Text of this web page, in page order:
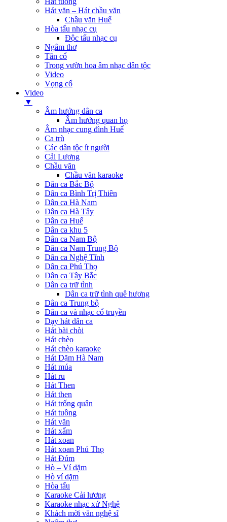
Hát văn – Hát chầu văn
Chầu văn Huế
Hòa tấu nhạc cụ
Độc tấu nhạc cụ
Ngâm thơ
Tân cổ
Trong vườn hoa âm nhạc dân tộc
Video
Vọng cổ
Video
▼
Âm hưởng dân ca
Âm hưởng quan họ
Âm nhạc cung đình Huế
Ca trù
Các dân tộc ít người
Cải Lương
Chầu văn
Chầu văn karaoke
Dân ca Bắc Bộ
Dân ca Bình Trị Thiên
Dân ca Hà Nam
Dân ca Hà Tây
Dân ca Huế
Dân ca khu 5
Dân ca Nam Bộ
Dân ca Nam Trung Bộ
Dân ca Nghệ Tĩnh
Dân ca Phú Thọ
Dân ca Tây Bắc
Dân ca trữ tình
Dân ca trữ tình quê hương
Dân ca Trung bộ
Dân ca và nhạc cổ truyền
Dạy hát dân ca
Hát bài chòi
Hát chèo
Hát chèo karaoke
Hát Dặm Hà Nam
Hát múa
Hát ru
Hát Then
Hát then
Hát trống quân
Hát tuồng
Hát văn
Hát xẩm
Hát xoan
Hát xoan Phú Thọ
Hát Đúm
Hò – Ví dặm
Hò ví dặm
Hòa tấu
Karaoke Cải lương
Karaoke nhạc xứ Nghệ
Khách mời văn nghệ sĩ